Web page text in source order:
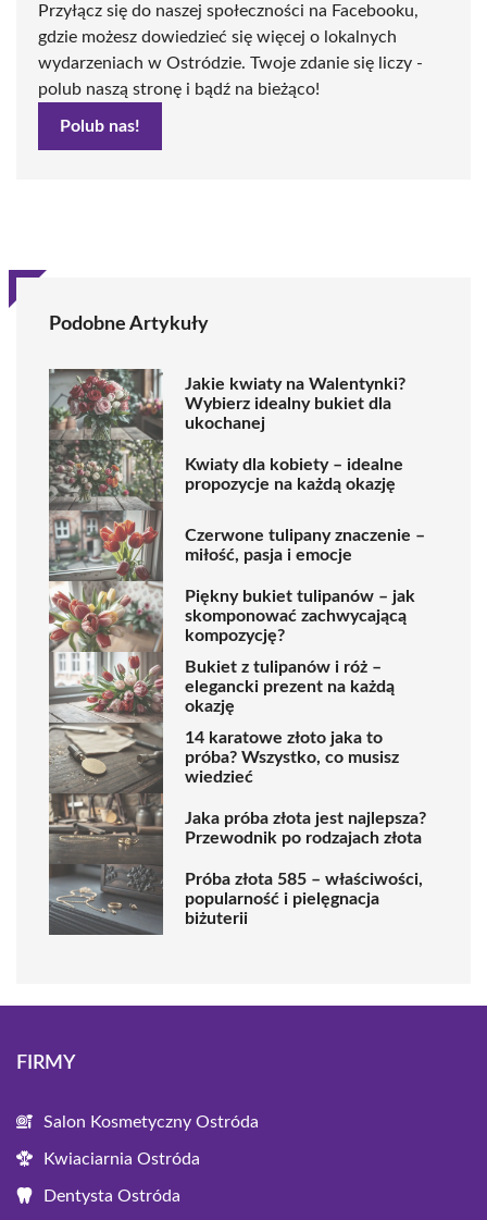
Przyłącz się do naszej społeczności na Facebooku,
gdzie możesz dowiedzieć się więcej o lokalnych
wydarzeniach w Ostródzie. Twoje zdanie się liczy -
polub naszą stronę i bądź na bieżąco!
Polub nas!
Podobne Artykuły
Jakie kwiaty na Walentynki?
Wybierz idealny bukiet dla
ukochanej
Kwiaty dla kobiety – idealne
propozycje na każdą okazję
Czerwone tulipany znaczenie –
miłość, pasja i emocje
Piękny bukiet tulipanów – jak
skomponować zachwycającą
kompozycję?
Bukiet z tulipanów i róż –
elegancki prezent na każdą
okazję
14 karatowe złoto jaka to
próba? Wszystko, co musisz
wiedzieć
Jaka próba złota jest najlepsza?
Przewodnik po rodzajach złota
Próba złota 585 – właściwości,
popularność i pielęgnacja
biżuterii
FIRMY
Salon Kosmetyczny Ostróda
Kwiaciarnia Ostróda
Dentysta Ostróda